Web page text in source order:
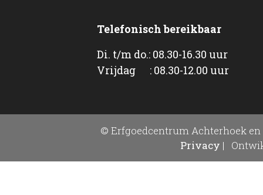
Telefonisch bereikbaar
Di. t/m do.: 08.30-16.30 uur
Vrijdag : 08.30-12.00 uur
© Erfgoedcentrum Achterhoek en
Privacy |